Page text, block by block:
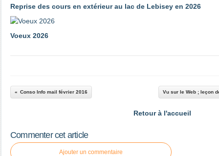
Reprise des cours en extérieur au lac de Lebisey en 2026
Voeux 2026
Conso Info mail février 2016 Vu sur le Web ; leçon
Retour à l'accueil
Commenter cet article
Ajouter un commentaire